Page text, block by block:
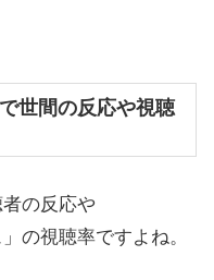
世間の反応や視聴
の反応や
の視聴率ですよね。